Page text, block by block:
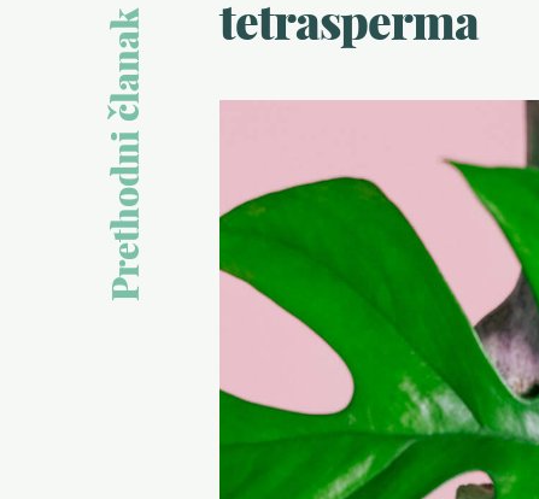
tetrasperma
Prethodni članak